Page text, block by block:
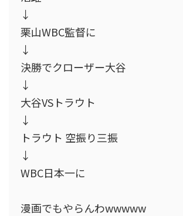
↓
栗山WBC監督に
↓
決勝でクローザー大谷
↓
大谷VSトラウト
↓
トラウト 空振り三振
↓
WBC日本一に
漫画でもやらんわwwwww